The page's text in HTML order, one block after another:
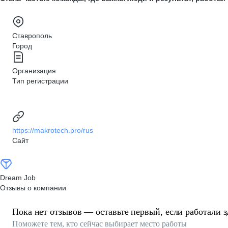
Ставрополь
Город
Организация
Тип регистрации
https://makrotech.pro/rus
Сайт
Dream Job
Отзывы о компании
Пока нет отзывов — оставьте первый, если работали
Поможете тем, кто сейчас выбирает место работы